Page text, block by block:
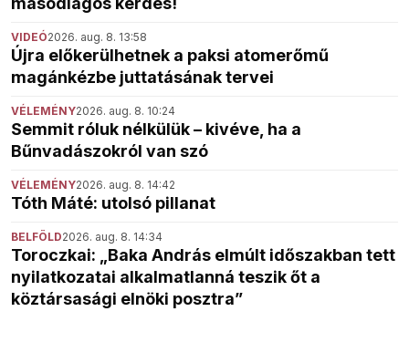
VIDEÓ2026. aug. 8. 13:58
Újra előkerülhetnek a paksi atomerőmű
magánkézbe juttatásának tervei
VÉLEMÉNY2026. aug. 8. 10:24
Semmit róluk nélkülük – kivéve, ha a
Bűnvadászokról van szó
VÉLEMÉNY2026. aug. 8. 14:42
Tóth Máté: utolsó pillanat
BELFÖLD2026. aug. 8. 14:34
Toroczkai: „Baka András elmúlt időszakban tett
nyilatkozatai alkalmatlanná teszik őt a
köztársasági elnöki posztra”